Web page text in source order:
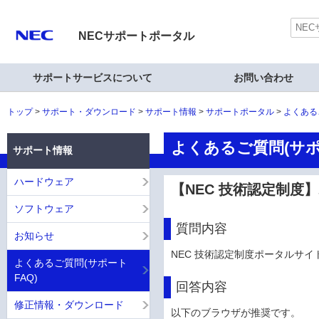
NECサポートポータル
サポートサービスについて お問い合わせ
トップ サポート・ダウンロード サポート情報 サポートポータル よくあ
よくあるご質問(サ
【NEC 技術認定制度
質問内容
NEC 技術認定制度ポータルサ
回答内容
以下のブラウザが推奨です。
サポート情報
ハードウェア
ソフトウェア
お知らせ
よくあるご質問(サポート
FAQ)
修正情報・ダウンロード